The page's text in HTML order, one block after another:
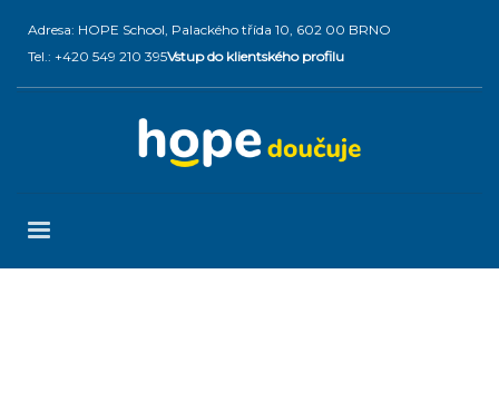
Adresa: HOPE School, Palackého třída 10, 602 00 BRNO
Tel.: +420 549 210 395Vstup do klientského profilu